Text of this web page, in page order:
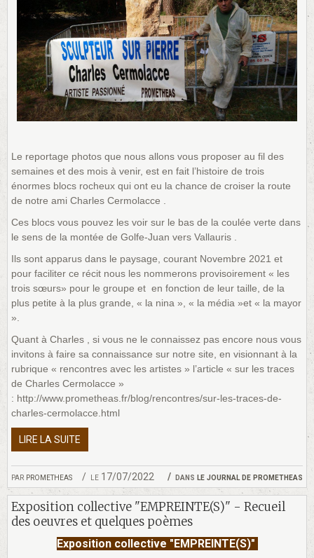
par prometheas le 17/07/2022 dans le journal de prometheas
Le reportage photos que nous allons vous proposer au fil des
semaines et des mois à venir, est en fait l’histoire de trois
énormes blocs rocheux qui ont eu la chance de croiser la route
de notre ami Charles Cermolacce .
Ces blocs vous pouvez les voir sur le bas de la coulée verte dans
le sens de la montée de Golfe-Juan vers Vallauris .
Ils sont apparus dans le paysage, courant Novembre 2021 et
pour faciliter ce récit nous les nommerons provisoirement « les
trois sœurs» pour le groupe et en fonction de leur taille, de la
plus petite à la plus grande, « la nina », « la média »et « la mayor
».
Quant à Charles , si vous ne le connaissez pas encore nous vous
invitons à faire sa connaissance sur notre site, en visionnant à la
rubrique « rencontres avec les artistes » l’article « sur les traces
de Charles Cermolacce »
: http://www.prometheas.fr/blog/rencontres/sur-les-traces-de-
charles-cermolacce.html
LIRE LA SUITE
Exposition collective "EMPREINTE(S)" - Recueil
des oeuvres et quelques poèmes
Exposition collective "EMPREINTE(S)"